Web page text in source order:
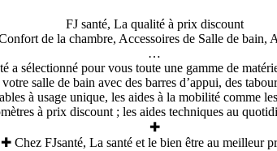
FJ santé, La qualité à prix discount
de la chambre, Accessoires de Salle de bain,
…
a sélectionné pour vous toute une gamme de
salle de bain avec des barres d’appui, des
à usage unique, les aides à la mobilité comme
à prix discount ; les aides techniques au
✚
✚ Chez FJsanté, La santé et le bien être au meilleur